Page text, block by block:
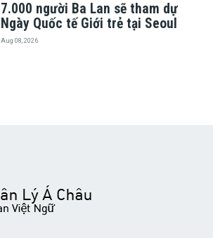
7.000 người Ba Lan sẽ tham dự
Ngày Quốc tế Giới trẻ tại Seoul
Aug 08, 2026